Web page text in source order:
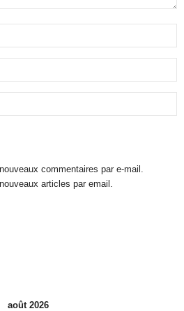
commentaires par e-mail.
articles par email.
août 2026